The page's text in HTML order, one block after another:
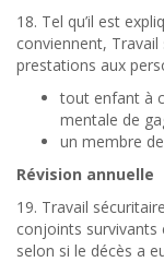
18. Tel qu’il est
conviennent,
prestations aux
tout enfant à
mentale de
un membre
Révision annuelle
19. Travail
conjoints survivants
selon si le décès a